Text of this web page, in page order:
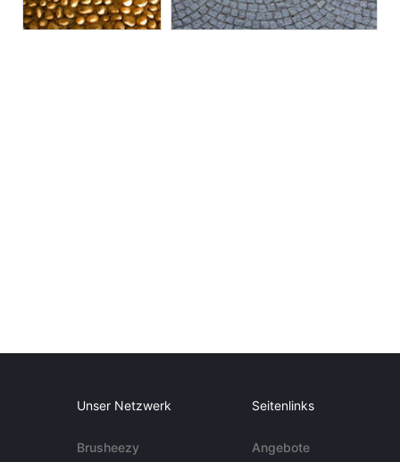
Unser Netzwerk
Brusheezy
Seitenlinks
Angebote